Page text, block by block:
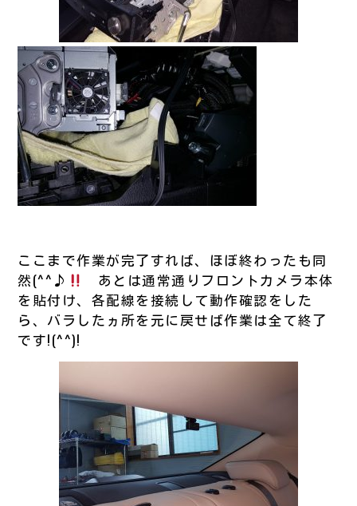
ここまで作業が完了すれば、ほぼ終わったも同
然(^^♪
あとは通常通りフロントカメラ本体
を貼付け、各配線を接続して動作確認をした
ら、バラしたヵ所を元に戻せば作業は全て終了
です!(^^)!